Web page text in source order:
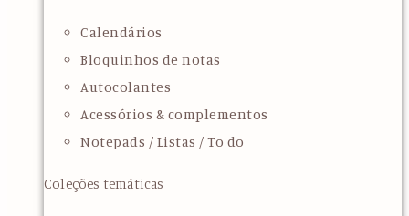
Calendários
Bloquinhos de notas
Autocolantes
Acessórios & complementos
Notepads / Listas / To do
Coleções temáticas